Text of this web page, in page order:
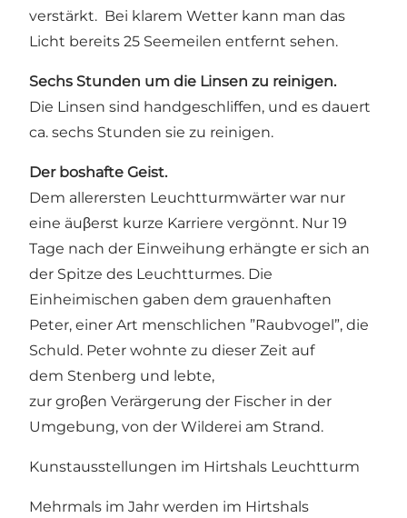
verstärkt. Bei klarem Wetter kann man das
Licht bereits 25 Seemeilen entfernt sehen.
Sechs Stunden um die Linsen zu reinigen.
Die Linsen sind handgeschliffen, und es dauert
ca. sechs Stunden sie zu reinigen.
Der boshafte Geist.
Dem allerersten Leuchtturmwärter war nur
eine äuβerst kurze Karriere vergönnt. Nur 19
Tage nach der Einweihung erhängte er sich an
der Spitze des Leuchtturmes. Die
Einheimischen gaben dem grauenhaften
Peter, einer Art menschlichen ”Raubvogel”, die
Schuld. Peter wohnte zu dieser Zeit auf
dem Stenberg und lebte,
zur groβen Verärgerung der Fischer in der
Umgebung, von der Wilderei am Strand.
Kunstausstellungen im Hirtshals Leuchtturm
Mehrmals im Jahr werden im Hirtshals